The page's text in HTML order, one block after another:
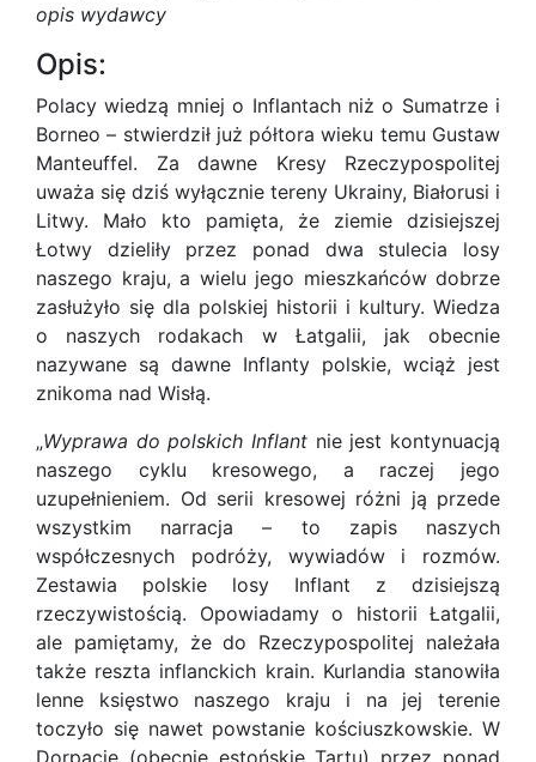
opis wydawcy
Opis:
Polacy wiedzą mniej o Inflantach niż o Sumatrze i
Borneo – stwierdził już półtora wieku temu Gustaw
Manteuffel. Za dawne Kresy Rzeczypospolitej
uważa się dziś wyłącznie tereny Ukrainy, Białorusi i
Litwy. Mało kto pamięta, że ziemie dzisiejszej
Łotwy dzieliły przez ponad dwa stulecia losy
naszego kraju, a wielu jego mieszkańców dobrze
zasłużyło się dla polskiej historii i kultury. Wiedza
o naszych rodakach w Łatgalii, jak obecnie
nazywane są dawne Inflanty polskie, wciąż jest
znikoma nad Wisłą.
„Wyprawa do polskich Inflant nie jest kontynuacją
naszego cyklu kresowego, a raczej jego
uzupełnieniem. Od serii kresowej różni ją przede
wszystkim narracja – to zapis naszych
współczesnych podróży, wywiadów i rozmów.
Zestawia polskie losy Inflant z dzisiejszą
rzeczywistością. Opowiadamy o historii Łatgalii,
ale pamiętamy, że do Rzeczypospolitej należała
także reszta inflanckich krain. Kurlandia stanowiła
lenne księstwo naszego kraju i na jej terenie
toczyło się nawet powstanie kościuszkowskie. W